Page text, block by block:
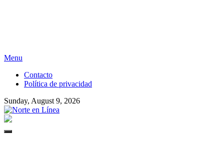
Skip
content
Menu
Contacto
Política de privacidad
Sunday, August 9, 2026
Primary